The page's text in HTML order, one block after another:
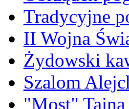
Tradycyjne
II Wojna
Żydowski
Szalom
"Most" Tajna